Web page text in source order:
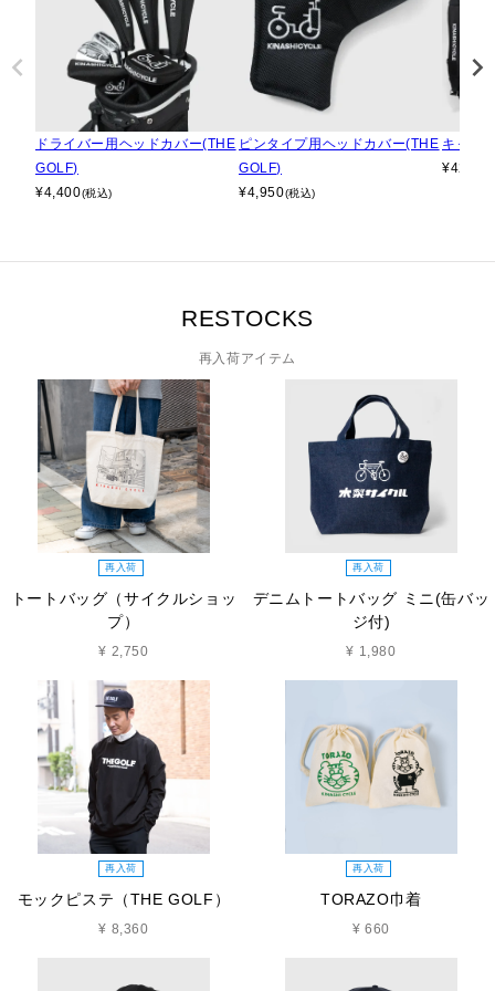
ドライバー用ヘッドカバー(THE
GOLF)
¥4,400(税込)
ピンタイプ用ヘッドカバー(THE
GOLF)
¥4,950(税込)
キャデ
¥
RESTOCKS
再入荷アイテム
再入荷
トートバッグ（サイクルショッ
プ）
¥ 2,750
再入荷
デニムトートバッグ ミニ(缶バッ
ジ付)
¥ 1,980
再入荷
モックピステ（THE GOLF）
¥ 8,360
再入荷
TORAZO巾着
¥ 660